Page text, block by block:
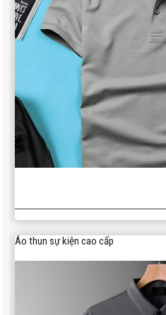
Áo thun sự kiện cao cấp